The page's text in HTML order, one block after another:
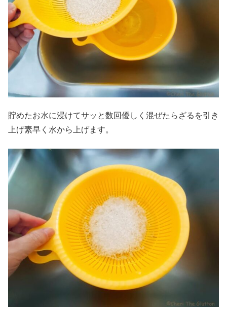
貯めたお水に浸けてサッと数回優しく混ぜたらざるを引き
上げ素早く水から上げます。